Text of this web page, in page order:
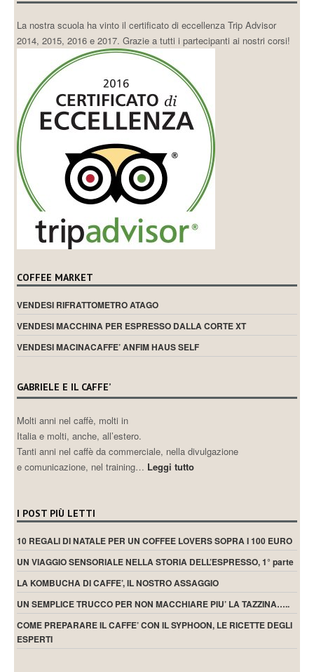
La nostra scuola ha vinto il certificato di eccellenza Trip Advisor
2014, 2015, 2016 e 2017. Grazie a tutti i partecipanti ai nostri corsi!
COFFEE MARKET
VENDESI RIFRATTOMETRO ATAGO
VENDESI MACCHINA PER ESPRESSO DALLA CORTE XT
VENDESI MACINACAFFE’ ANFIM HAUS SELF
GABRIELE E IL CAFFE’
Molti anni nel caffè, molti in
Italia e molti, anche, all’estero.
Tanti anni nel caffè da commerciale, nella divulgazione
e comunicazione, nel training… Leggi tutto
I POST PIÙ LETTI
10 REGALI DI NATALE PER UN COFFEE LOVERS SOPRA I 100 EURO
UN VIAGGIO SENSORIALE NELLA STORIA DELL’ESPRESSO, 1° parte
LA KOMBUCHA DI CAFFE’, IL NOSTRO ASSAGGIO
UN SEMPLICE TRUCCO PER NON MACCHIARE PIU’ LA TAZZINA…..
COME PREPARARE IL CAFFE’ CON IL SYPHOON, LE RICETTE DEGLI
ESPERTI